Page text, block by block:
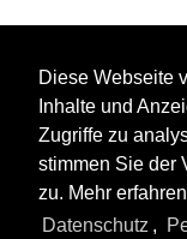
Diese Webseite
Inhalte und
Zugriffe zu
stimmen Sie der
zu. Mehr
Datenschutz ,